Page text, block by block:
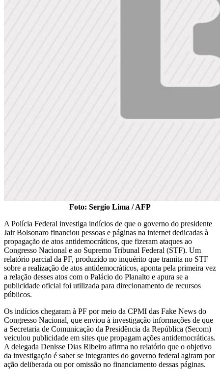
Foto: Sergio Lima / AFP
A Polícia Federal investiga indícios de que o governo do presidente
Jair Bolsonaro financiou pessoas e páginas na internet dedicadas à
propagação de atos antidemocráticos, que fizeram ataques ao
Congresso Nacional e ao Supremo Tribunal Federal (STF). Um
relatório parcial da PF, produzido no inquérito que tramita no STF
sobre a realização de atos antidemocráticos, aponta pela primeira vez
a relação desses atos com o Palácio do Planalto e apura se a
publicidade oficial foi utilizada para direcionamento de recursos
públicos.
Os indícios chegaram à PF por meio da CPMI das Fake News do
Congresso Nacional, que enviou à investigação informações de que
a Secretaria de Comunicação da Presidência da República (Secom)
veiculou publicidade em sites que propagam ações antidemocráticas.
A delegada Denisse Dias Ribeiro afirma no relatório que o objetivo
da investigação é saber se integrantes do governo federal agiram por
ação deliberada ou por omissão no financiamento dessas páginas.